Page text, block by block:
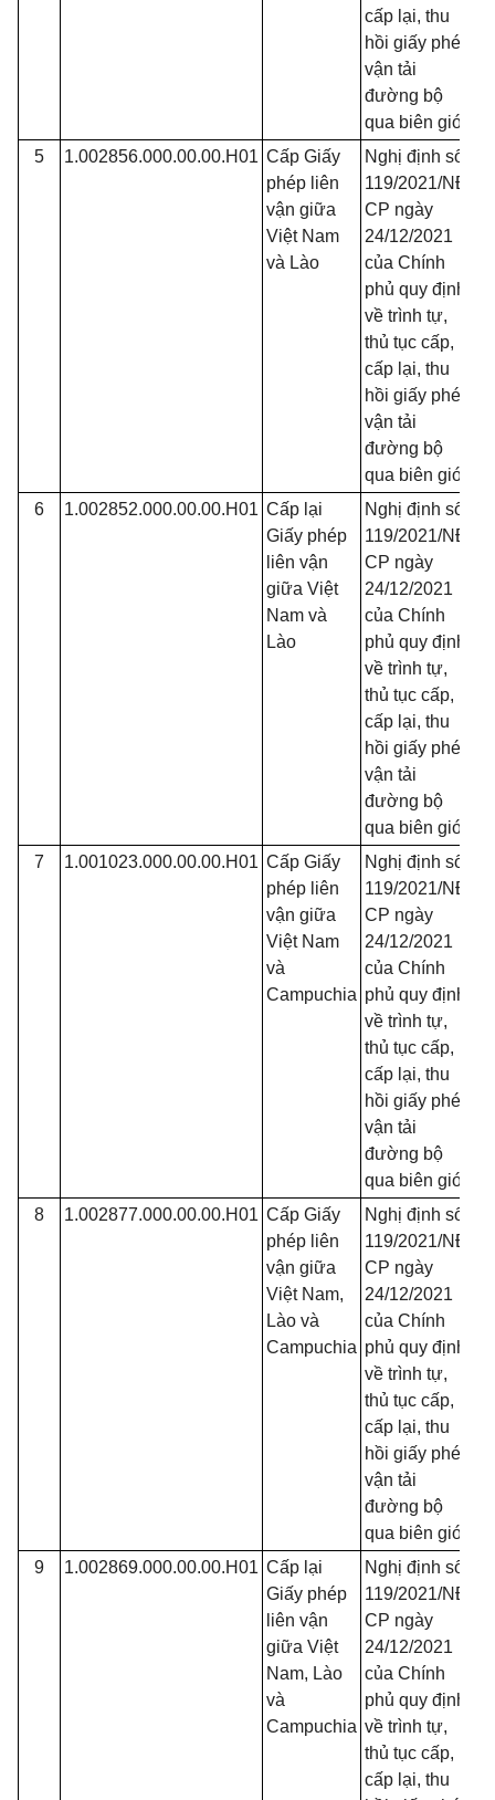
cấp lại, thu
hồi giấy phép
vận tải
đường bộ
qua biên giới
5 1.002856.000.00.00.H01 Cấp Giấy
phép liên
vận giữa
Việt Nam
và Lào
Nghị định số
119/2021/NĐ-
CP ngày
24/12/2021
của Chính
phủ quy định
về trình tự,
thủ tục cấp,
cấp lại, thu
hồi giấy phép
vận tải
đường bộ
qua biên giới
6 1.002852.000.00.00.H01 Cấp lại
Giấy phép
liên vận
giữa Việt
Nam và
Lào
Nghị định số
119/2021/NĐ-
CP ngày
24/12/2021
của Chính
phủ quy định
về trình tự,
thủ tục cấp,
cấp lại, thu
hồi giấy phép
vận tải
đường bộ
qua biên giới
7 1.001023.000.00.00.H01 Cấp Giấy
phép liên
vận giữa
Việt Nam
và
Campuchia
Nghị định số
119/2021/NĐ-
CP ngày
24/12/2021
của Chính
phủ quy định
về trình tự,
thủ tục cấp,
cấp lại, thu
hồi giấy phép
vận tải
đường bộ
qua biên giới
8 1.002877.000.00.00.H01 Cấp Giấy
phép liên
vận giữa
Việt Nam,
Lào và
Campuchia
Nghị định số
119/2021/NĐ-
CP ngày
24/12/2021
của Chính
phủ quy định
về trình tự,
thủ tục cấp,
cấp lại, thu
hồi giấy phép
vận tải
đường bộ
qua biên giới
9 1.002869.000.00.00.H01 Cấp lại
Giấy phép
liên vận
giữa Việt
Nam, Lào
và
Campuchia
Nghị định số
119/2021/NĐ-
CP ngày
24/12/2021
của Chính
phủ quy định
về trình tự,
thủ tục cấp,
cấp lại, thu